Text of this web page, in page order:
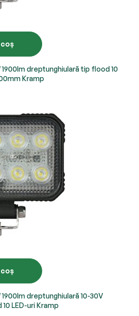
1900lm dreptunghiulară tip flood 10
Kramp
1900lm dreptunghiulară 10-30V
LED-uri Kramp